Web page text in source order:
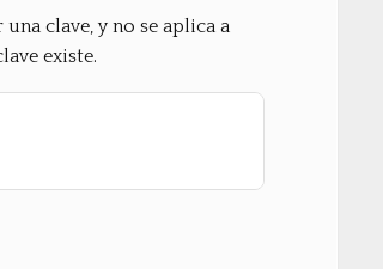
clave, y no se aplica a
existe.